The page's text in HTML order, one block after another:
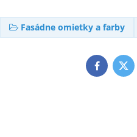
Fasádne omietky a farby